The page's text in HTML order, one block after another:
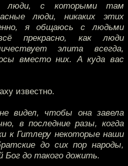
люди, с которыми там
люди, никаких этих
я общаюсь с людьми
прекрасно, как люди
элита всегда,
вместо них. А куда вас
известно.
видел, чтобы она завела
в последние разы, когда
к Гитлеру некоторые наши
до сих пор народы,
Бог до такого дожить.